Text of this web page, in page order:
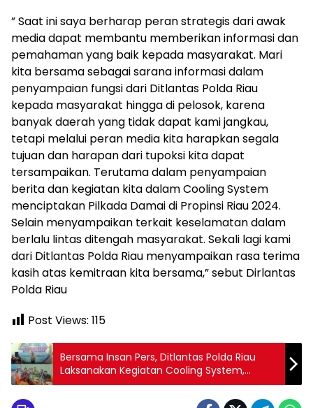
” Saat ini saya berharap peran strategis dari awak
media dapat membantu memberikan informasi dan
pemahaman yang baik kepada masyarakat. Mari
kita bersama sebagai sarana informasi dalam
penyampaian fungsi dari Ditlantas Polda Riau
kepada masyarakat hingga di pelosok, karena
banyak daerah yang tidak dapat kami jangkau,
tetapi melalui peran media kita harapkan segala
tujuan dan harapan dari tupoksi kita dapat
tersampaikan. Terutama dalam penyampaian
berita dan kegiatan kita dalam Cooling System
menciptakan Pilkada Damai di Propinsi Riau 2024.
Selain menyampaikan terkait keselamatan dalam
berlalu lintas ditengah masyarakat. Sekali lagi kami
dari Ditlantas Polda Riau menyampaikan rasa terima
kasih atas kemitraan kita bersama,” sebut Dirlantas
Polda Riau
Post Views: 115
Bersama Insan Pers, Ditlantas Polda Riau
Laksanakan Kegiatan Cooling System,
Wujudkan Pilkada Damai 2024